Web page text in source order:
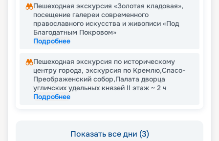
Пешеходная экскурсия «Золотая кладовая»,
посещение галереи современного
православного искусства и живописи «Под
Благодатным Покровом»
Подробнее
Пешеходная экскурсия по историческому
центру города, экскурсия по Кремлю,Спасо-
Преображенский собор,Палата дворца
угличских удельных князей II этаж ~ 2 ч
Подробнее
Показать все дни (3)